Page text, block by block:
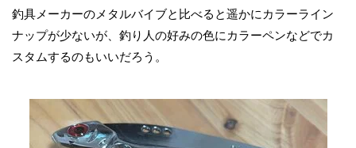
釣具メーカーのメタルバイブと比べると遥かにカラーライン
ナップが少ないが、釣り人の好みの色にカラーペンなどでカ
スタムするのもいいだろう。